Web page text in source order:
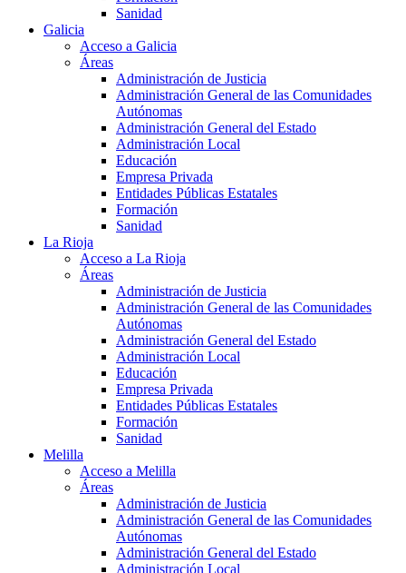
Sanidad
Galicia
Acceso a Galicia
Áreas
Administración de Justicia
Administración General de las Comunidades
Autónomas
Administración General del Estado
Administración Local
Educación
Empresa Privada
Entidades Públicas Estatales
Formación
Sanidad
La Rioja
Acceso a La Rioja
Áreas
Administración de Justicia
Administración General de las Comunidades
Autónomas
Administración General del Estado
Administración Local
Educación
Empresa Privada
Entidades Públicas Estatales
Formación
Sanidad
Melilla
Acceso a Melilla
Áreas
Administración de Justicia
Administración General de las Comunidades
Autónomas
Administración General del Estado
Administración Local